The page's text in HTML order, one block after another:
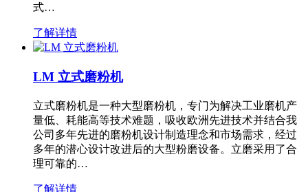
式…
了解详情
LM 立式磨粉机
立式磨粉机是一种大型磨粉机，专门为解决工业磨机产
量低、耗能高等技术难题，吸收欧洲先进技术并结合我
公司多年先进的磨粉机设计制造理念和市场需求，经过
多年的潜心设计改进后的大型粉磨设备。立磨采用了合
理可靠的…
了解详情